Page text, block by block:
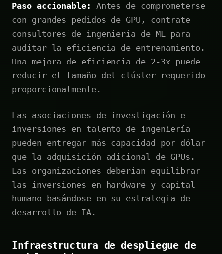
Paso accionable:
Antes de comprometerse
con grandes pedidos de GPU, contrate
consultores de ingeniería de ML para
auditar la eficiencia de entrenamiento.
Una mejora de eficiencia de 2-3x puede
reducir el tamaño del clúster requerido
proporcionalmente.
Las asociaciones de investigación e
inversiones en talento de ingeniería
pueden entregar más capacidad por dólar
que la adquisición adicional de GPUs.
Las organizaciones deberían equilibrar
las inversiones en hardware y capital
humano basándose en su estrategia de
desarrollo de IA.
Infraestructura de despliegue de